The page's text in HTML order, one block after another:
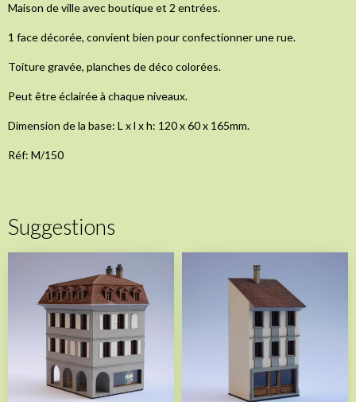
Maison de ville avec boutique et 2 entrées.
1 face décorée, convient bien pour confectionner une rue.
Toiture gravée, planches de déco colorées.
Peut être éclairée à chaque niveaux.
Dimension de la base: L x l x h: 120 x 60 x 165mm.
Réf: M/150
Suggestions